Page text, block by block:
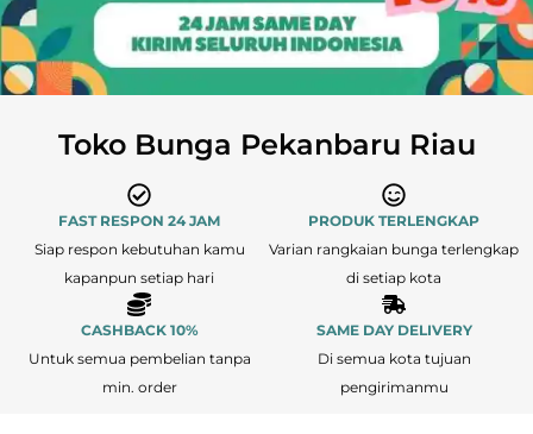
Toko Bunga Pekanbaru Riau
FAST RESPON 24 JAM
Siap respon kebutuhan kamu
kapanpun setiap hari
PRODUK TERLENGKAP
Varian rangkaian bunga terlengkap
di setiap kota
CASHBACK 10%
Untuk semua pembelian tanpa
min. order
SAME DAY DELIVERY
Di semua kota tujuan
pengirimanmu